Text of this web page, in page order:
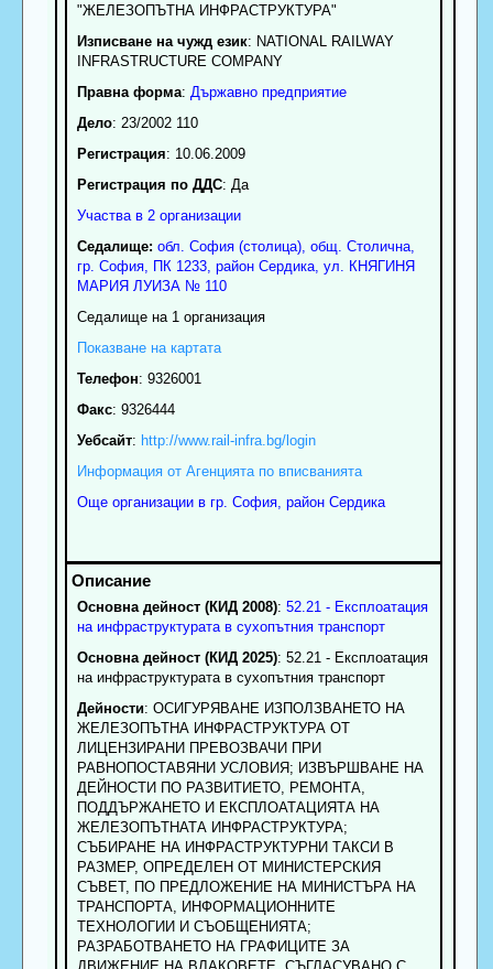
"ЖЕЛЕЗОПЪТНА ИНФРАСТРУКТУРА"
Изписване на чужд език: NATIONAL RAILWAY
INFRASTRUCTURE COMPANY
Правна форма: Държавно предприятие
Дело: 23/2002 110
Регистрация: 10.06.2009
Регистрация по ДДС: Да
Участва в 2 организации
Седалище: обл. София (столица), общ. Столична,
гр. София, ПК 1233, район Сердика, ул. КНЯГИНЯ
МАРИЯ ЛУИЗА № 110
Седалище на 1 организация
Показване на картата
Телефон: 9326001
Факс: 9326444
Уебсайт: http://www.rail-infra.bg/login
Информация от Агенцията по вписванията
Още организации в гр. София, район Сердика
Основна дейност (КИД 2008): 52.21 - Експлоатация
на инфраструктурата в сухопътния транспорт
Основна дейност (КИД 2025): 52.21 - Експлоатация
на инфраструктурата в сухопътния транспорт
Дейности: ОСИГУРЯВАНЕ ИЗПОЛЗВАНЕТО НА
ЖЕЛЕЗОПЪТНА ИНФРАСТРУКТУРА ОТ
ЛИЦЕНЗИРАНИ ПРЕВОЗВАЧИ ПРИ
РАВНОПОСТАВЯНИ УСЛОВИЯ; ИЗВЪРШВАНЕ НА
ДЕЙНОСТИ ПО РАЗВИТИЕТО, РЕМОНТА,
ПОДДЪРЖАНЕТО И ЕКСПЛОАТАЦИЯТА НА
ЖЕЛЕЗОПЪТНАТА ИНФРАСТРУКТУРА;
СЪБИРАНЕ НА ИНФРАСТРУКТУРНИ ТАКСИ В
РАЗМЕР, ОПРЕДЕЛЕН ОТ МИНИСТЕРСКИЯ
СЪВЕТ, ПО ПРЕДЛОЖЕНИЕ НА МИНИСТЪРА НА
ТРАНСПОРТА, ИНФОРМАЦИОННИТЕ
ТЕХНОЛОГИИ И СЪОБЩЕНИЯТА;
РАЗРАБОТВАНЕТО НА ГРАФИЦИТЕ ЗА